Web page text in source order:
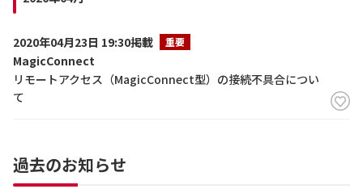
2020年04月23日 19:30掲載 重要
MagicConnect
リモートアクセス（MagicConnect型）の接続不具合につい
て
過去のお知らせ